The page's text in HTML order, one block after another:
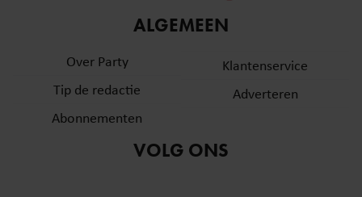
partners voor social media, adverteren en analyse. Deze
informatie die u aan ze heeft verstrekt of die ze hebben
verzameld op basis van uw gebruik van hun services. U
gebruiken.
ALGEMEEN
Over Party
Tip de redactie
Abonnementen
Klantenservice
Adverteren
VOLG ONS